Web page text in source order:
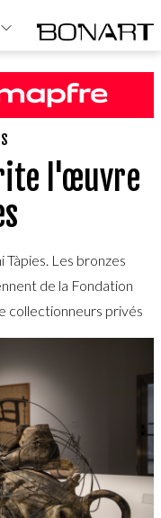
l'œuvre
Les bronzes
de la Fondation
collectionneurs privés